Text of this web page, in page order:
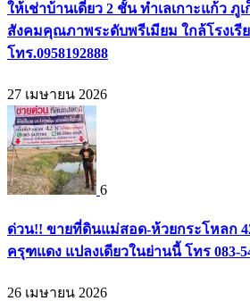
ให้เช่าบ้านเดี่ยว 2 ชั้น ทำเลเกาะแก้ว ภู
สังคมคุณภาพระดับพรีเมียม ใกล้โรงเรี
โทร.0958192888
27 เมษายน 2026
6
ด่วน!! ขายที่ดินแม่สอด-ห้วยกระโหลก
ครุฑแดง แปลงเดียวในย่านนี้ โทร 083-
26 เมษายน 2026